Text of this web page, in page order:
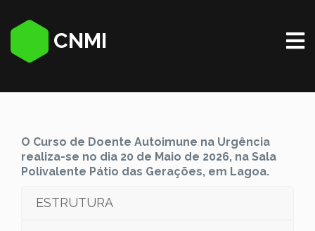
CNMI
O Curso de Doente Autoimune na Urgência
realiza-se no dia 20 de Maio de 2026, na Sala
Polivalente Pátio das Gerações, em Lagoa.
ESTRUTURA